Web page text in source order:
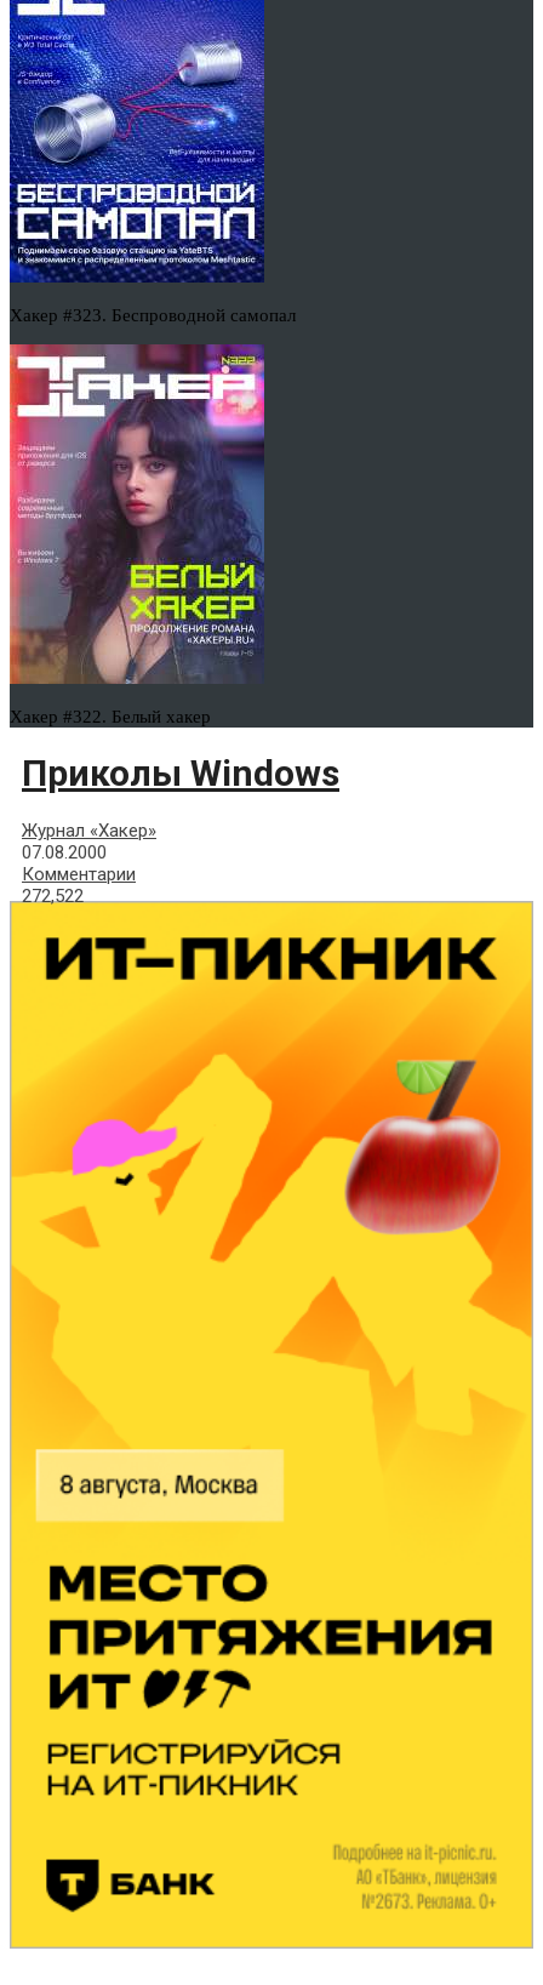
Хакер #323. Беспроводной самопал
Хакер #322. Белый хакер
Приколы Windows
Журнал «Хакер»
07.08.2000
Комментарии
272,522